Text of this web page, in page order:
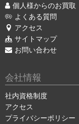
個人様からのお買取
よくある質問
アクセス
サイトマップ
お問い合わせ
会社情報
社内資格制度
アクセス
プライバシーポリシー